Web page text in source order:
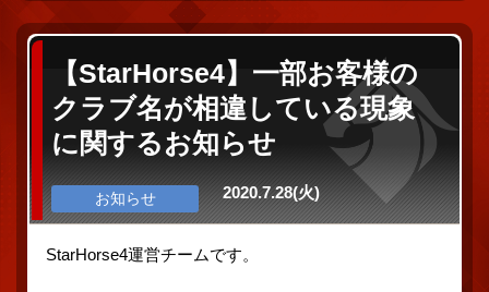
【StarHorse4】一部お客様の
クラブ名が相違している現象
に関するお知らせ
お知らせ 2020.7.28(火)
StarHorse4運営チームです。